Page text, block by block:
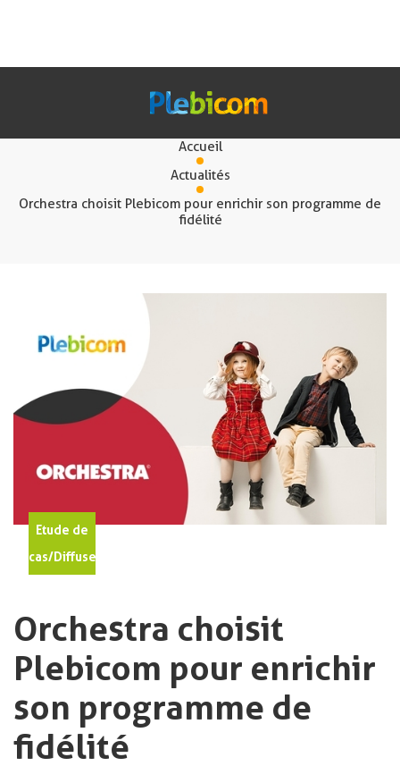
Actualités
Accueil
Actualités
Orchestra choisit Plebicom pour enrichir son programme de
fidélité
Etude de
cas/Diffuseurs
Orchestra choisit
Plebicom pour enrichir
son programme de
fidélité